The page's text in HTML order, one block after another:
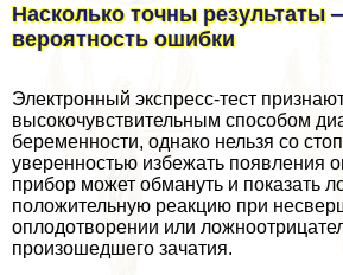
Насколько точны результаты
вероятность ошибки
Электронный экспресс-тест
высокочувствительным способом
беременности, однако нельзя со
уверенностью избежать появления
прибор может обмануть и показать
положительную реакцию при
оплодотворении или
произошедшего зачатия.